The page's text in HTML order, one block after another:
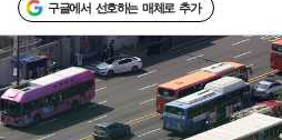
구글에서 선호하는 매체로 추가